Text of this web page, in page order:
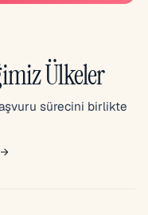
Ülkeler
sürecini birlikte